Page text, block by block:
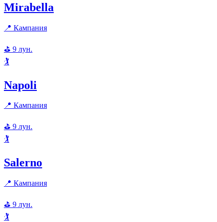
Mirabella
📍 Кампания
⛳ 9 лун.
🏌️
Napoli
📍 Кампания
⛳ 9 лун.
🏌️
Salerno
📍 Кампания
⛳ 9 лун.
🏌️